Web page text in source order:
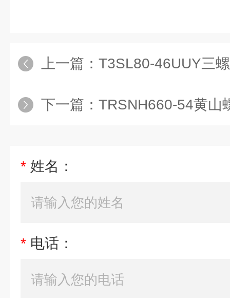
上一篇： T3SL80-46UUY三
下一篇： TRSNH660-54黄山螺
* 姓名：
* 电话：